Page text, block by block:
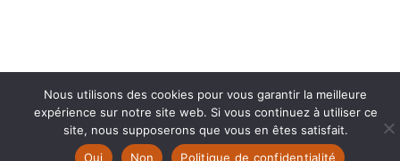
Nous utilisons des cookies pour vous garantir la meilleure
expérience sur notre site web. Si vous continuez à utiliser ce
site, nous supposerons que vous en êtes satisfait.
Oui
Non Politique de confidentialité